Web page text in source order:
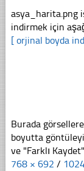
asya_harita.png
indirmek için
[ orjinal boyda
Burada
boyutta
ve "Farklı
768 × 692 /